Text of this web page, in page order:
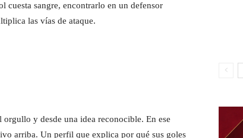
cuesta sangre, encontrarlo en un defensor
las vías de ataque.
y desde una idea reconocible. En ese
arriba. Un perfil que explica por qué sus goles